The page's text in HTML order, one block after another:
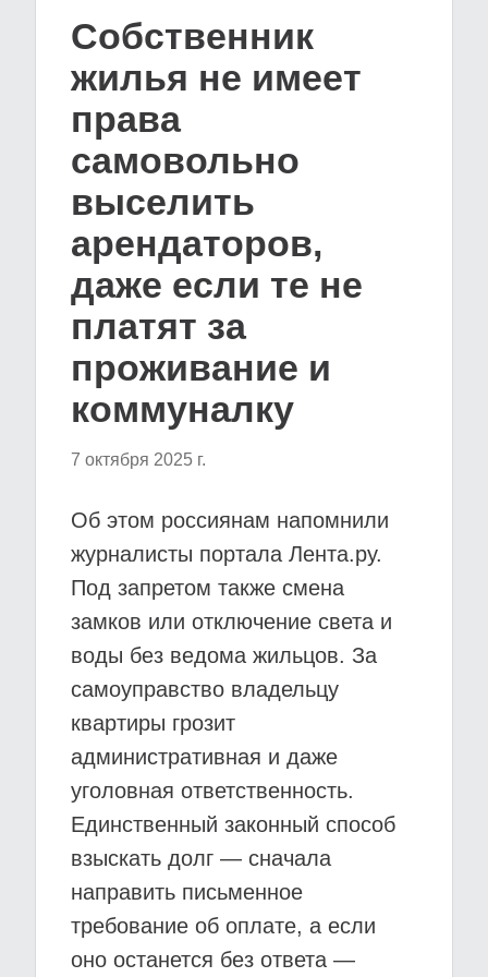
Собственник
жилья не имеет
права
самовольно
выселить
арендаторов,
даже если те не
платят за
проживание и
коммуналку
7 октября 2025 г.
Об этом россиянам напомнили
журналисты портала Лента.ру.
Под запретом также смена
замков или отключение света и
воды без ведома жильцов. За
самоуправство владельцу
квартиры грозит
административная и даже
уголовная ответственность.
Единственный законный способ
взыскать долг — сначала
направить письменное
требование об оплате, а если
оно останется без ответа —